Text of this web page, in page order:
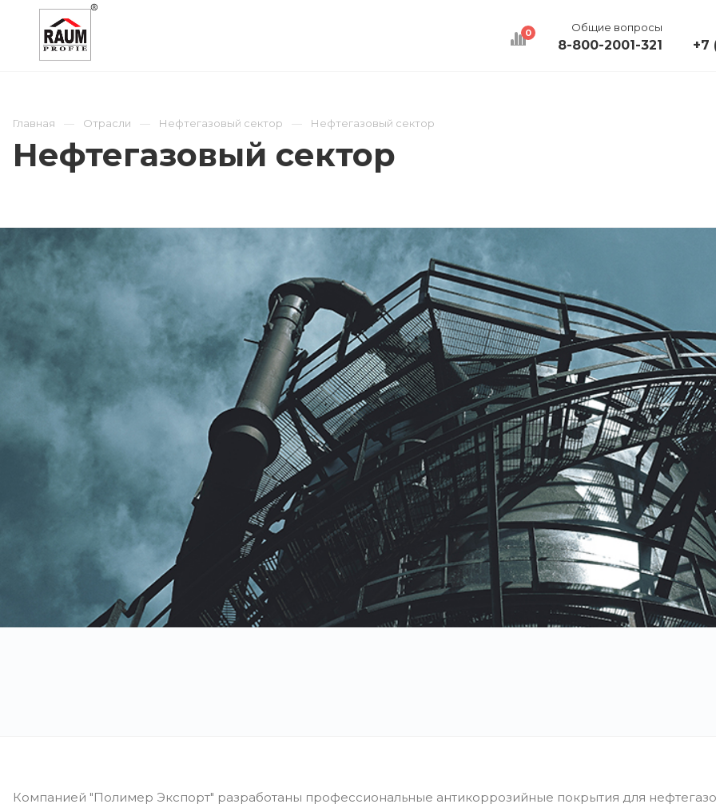
0 Общие вопросы
8-800-2001-321 +7
Главная
Отрасли Нефтегазовый сектор Нефтегазовый сектор
Нефтегазовый сектор
Компанией "Полимер Экспорт" разработаны профессиональные антикоррозийные покрытия для